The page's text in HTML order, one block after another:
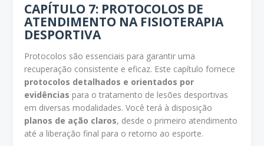
CAPÍTULO 7: PROTOCOLOS DE
ATENDIMENTO NA FISIOTERAPIA
DESPORTIVA
Protocolos são essenciais para garantir uma
recuperação consistente e eficaz. Este capítulo fornece
protocolos detalhados e orientados por
evidências para o tratamento de lesões desportivas
em diversas modalidades. Você terá à disposição
planos de ação claros, desde o primeiro atendimento
até a liberação final para o retorno ao esporte.